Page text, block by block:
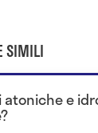
SIMILI
atoniche e